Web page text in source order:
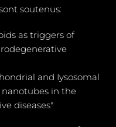
soutenus:
as triggers of
and Iysosomal
in the
diseases"